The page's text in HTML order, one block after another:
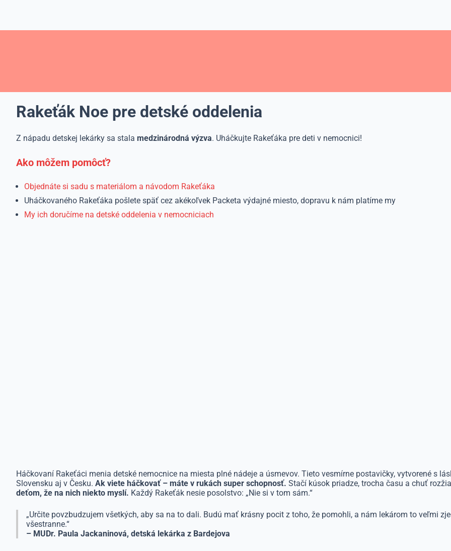
Rakeťák Noe pre detské oddelenia
Z nápadu detskej lekárky sa stala medzinárodná výzva. Uháčkujte Rakeťáka pre deti v nemocnici!
Ako môžem pomôcť?
Objednáte si sadu s materiálom a návodom Rakeťáka
Uháčkovaného Rakeťáka pošlete späť cez akékoľvek Packeta výdajné miesto, dopravu k nám platíme my
My ich doručíme na detské oddelenia v nemocniciach
Háčkovaní Rakeťáci menia detské nemocnice na miesta plné nádeje a úsmevov. Tieto vesmírne postavičky, vytvorené s
Slovensku aj v Česku. Ak viete háčkovať – máte v rukách super schopnosť. Stačí kúsok priadze, trocha času a chuť
deťom, že na nich niekto myslí. Každý Rakeťák nesie posolstvo: „Nie si v tom sám.“
„Určite povzbudzujem všetkých, aby sa na to dali. Budú mať krásny pocit z toho, že pomohli, a nám lekárom to veľmi
všestranne.“
– MUDr. Paula Jackaninová, detská lekárka z Bardejova